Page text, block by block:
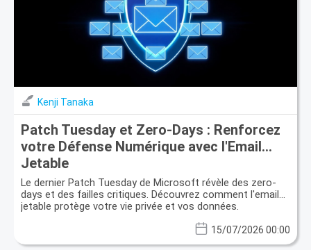
Kenji Tanaka
Patch Tuesday et Zero-Days : Renforcez
votre Défense Numérique avec l'Email
Jetable
Le dernier Patch Tuesday de Microsoft révèle des zero-
days et des failles critiques. Découvrez comment l'email
jetable protège votre vie privée et vos données.
15/07/2026 00:00